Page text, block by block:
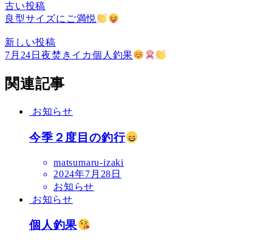
古い投稿
良型サイズにご満悦
新しい投稿
7月24日夜焚きイカ個人釣果
関連記事
お知らせ
今季２度目の釣行
matsumaru-izaki
2024年7月28日
お知らせ
お知らせ
個人釣果